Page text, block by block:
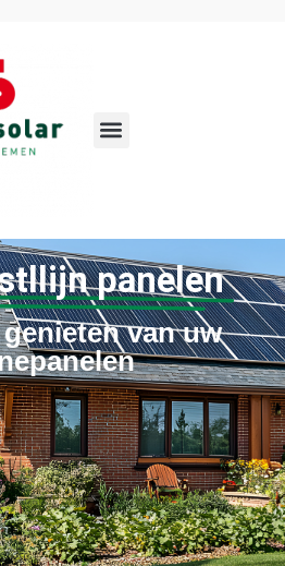
panelen
van uw